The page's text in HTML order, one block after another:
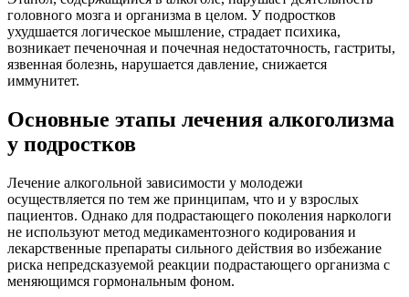
головного мозга и организма в целом. У подростков
ухудшается логическое мышление, страдает психика,
возникает печеночная и почечная недостаточность, гастриты,
язвенная болезнь, нарушается давление, снижается
иммунитет.
Основные этапы лечения алкоголизма
у подростков
Лечение алкогольной зависимости у молодежи
осуществляется по тем же принципам, что и у взрослых
пациентов. Однако для подрастающего поколения наркологи
не используют метод медикаментозного кодирования и
лекарственные препараты сильного действия во избежание
риска непредсказуемой реакции подрастающего организма с
меняющимся гормональным фоном.